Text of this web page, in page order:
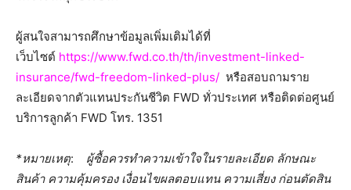
ผู้สนใจสามารถศึกษาข้อมูลเพิ่มเติมได้ที่
เว็บไซต์ https://www.fwd.co.th/th/investment-linked-
insurance/fwd-freedom-linked-plus/ หรือสอบถามราย
ละเอียดจากตัวแทนประกันชีวิต FWD ทั่วประเทศ หรือติดต่อศูนย์
บริการลูกค้า FWD โทร. 1351
*หมายเหตุ: ผู้ซื้อควรทำความเข้าใจในรายละเอียด ลักษณะ
สินค้า ความคุ้มครอง เงื่อนไขผลตอบแทน ความเสี่ยง ก่อนตัดสิน